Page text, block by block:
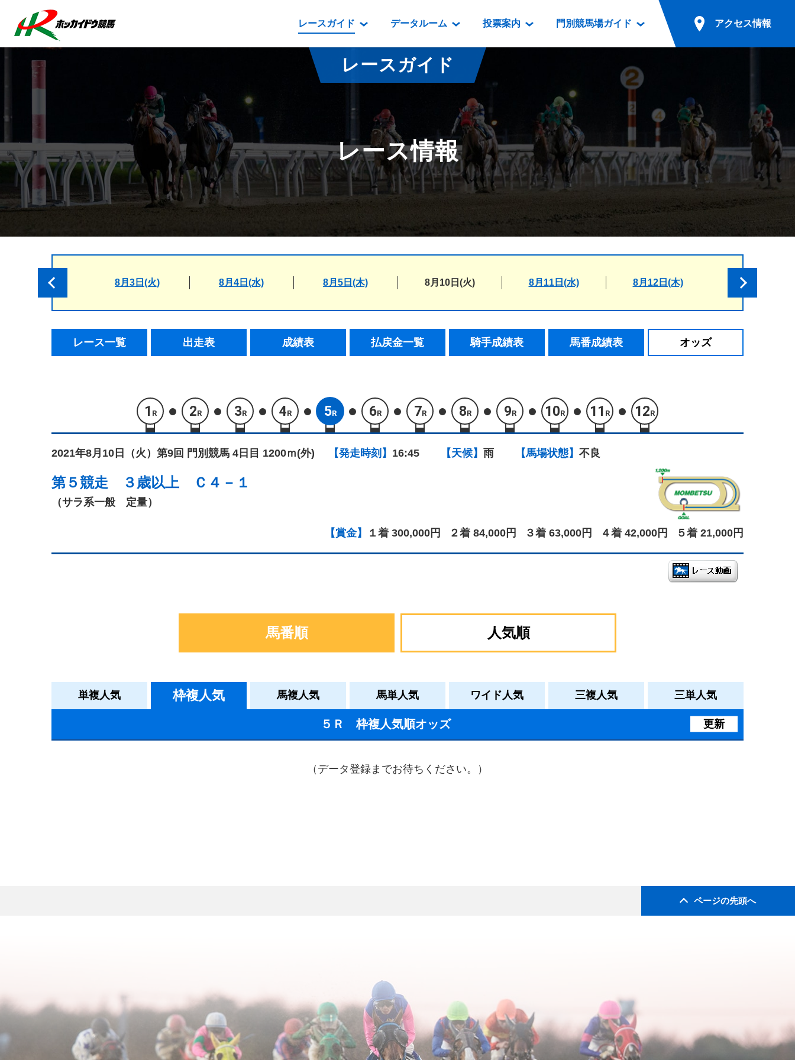
レースガイド
レース情報
払戻金一覧
騎手成績表
馬番成績表
オッズ
番組・級別表ダウンロード
開催カレンダー
重賞競走体系図
スタリオンシリーズ競走
道内の発売情報(PDF)
データルーム
データルーム
騎手・調教師紹介
坂路調教映像
遠征馬情報
番組編成要領
映像コンテンツ
重賞競走VTR
重賞競走参考VTR
レースダイジェスト
新馬ダイジェスト
投票案内
電話・インターネット投票
場外発売所
実況・テレホンサービス
発売・払戻
門別競馬場ガイド
門別競馬場情報
門別競馬場グルメ
とねっこジンギスカン
いずみ食堂
ルンビニフードカフェ
勝馬屋
アクセス情報
無料送迎バスでのご来場
公共の交通機関でのご来場
レースガイド
レース情報
8月3日(火) 8月4日(水) 8月5日(木) 8月10日(火) 8月11日(水) 8月12日(木)
レース一覧 出走表 成績表 払戻金一覧 騎手成績表 馬番成績表 オッズ
1 R 2R 3R 4R 5R 6R 7R 8R 9R 10R 11 R 12R
2021年8月10日（火） 第9回 門別競馬 4日目 1200ｍ(外) 【発走時刻】 16:45 【天候】 雨 【馬場状態】 不良
第５競走 ３歳以上 Ｃ４－１
（サラ系一般 定量）
【賞金】 １着 300,000円 ２着 84,000円 ３着 63,000円 ４着 42,000円 ５着 21,000円
馬番順 人気順
単複人気 枠複人気 馬複人気 馬単人気 ワイド人気 三複人気 三単人気
５Ｒ 枠複人気順オッズ 更新
（データ登録までお待ちください。）
ページの先頭へ